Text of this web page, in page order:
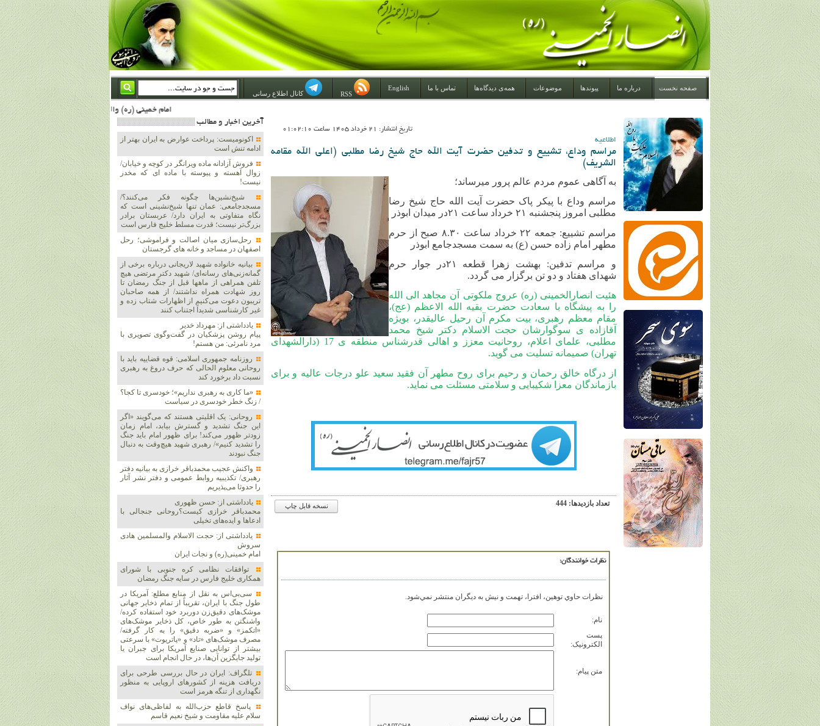
صفحه نخست درباره ما پیوندها موضوعات همه‌ی دیدگاه‌ها تماس با ما
English
کانال اطلاع رسانی
امام خمینی (ره) والله اسلام تمامش سیاست است؛ ***** امام شهید: به گفتار امام و کردار امام اهتمام بورزید ***** امام خمینی(ره): ان شاء الله ما اندوه دلمان را در وقت مناسب با انتقام از امریکا و آل سعود برطرف خواهیم ساخت و داغ و حسرت حلاوت این جنایت بزرگ را بر دلشان خواهیم نهاد 1367/4/29 ***** امام خمینی(رحمة الله علیه) : حکومت آل سعود، این وهابیهای پست بیخبر از خدا بسان خنجرند که همیشه از پشت در قلب مسلمانان فرو رفته‌اند 1366/5/12***** امام خمینی (ره) شهادت در راه خدا مسئله ای نیست که
تاريخ انتشار: 21 خرداد 1405 ساعت 01:02:10
اطلاعیه
مراسم وداع، تشییع و تدفین حضرت آیت الله حاج شیخ رضا مطلبی (اعلی الله مقامه
الشریف)
به آگاهی عموم مردم عالم پرور میرساند؛
مراسم وداع با پیکر پاک حضرت آیت الله حاج شیخ رضا
مطلبی امروز پنجشنبه ۲۱ خرداد ساعت ۲۱در میدان ابوذر
مراسم تشییع: جمعه ۲۲ خرداد ساعت ۸.۳۰ صبح از حرم
مطهر امام زاده حسن (ع) به سمت مسجدجامع ابوذر
و مراسم تدفین: بهشت زهرا قطعه ۲۱در جوار حرم
شهدای هفتاد و دو تن برگزار می گردد.
هئیت انصارالخمینی (ره) عروج ملکوتی آن مجاهد الی الله
را به پیشگاه با سعادت حضرت بقیه الله الاعظم (عج)،
مقام معظم رهبری، بیت مکرم آن رحیل عالیقدر، بویژه
آقازاده ی سوگوارشان حجت الاسلام دکتر شیخ محمد
مطلبی، علمای اعلام، روحانیت معزز و اهالی قدرشناس منطقه ی 17 (دارالشهدای
تهران) صمیمانه تسلیت می گوید.
از درگاه خالق رحمان و رحیم برای روح مطهر آن فقید سعید علو درجات عالیه و برای
بازماندگان معزا شکیبایی و سلامتی مسئلت می نماید.
تعداد بازديدها: 444 نسخه قابل چاپ
نظرات خوانندگان:
نظرات حاوي توهين، افترا، تهمت و نيش به ديگران منتشر نمي‌شود.
نام:
پست
الکترونيک:
متن پيام:
آخرين اخبار و مطالب
اکونومیست: پرداخت عوارض به ایران بهتر از
ادامه تنش است
فروش آزادانه ماده ویرانگر در کوچه و خیابان/
زوال آهسته و پیوسته با ماده ای که مخدر
نیست!
شیخ‌نشین‌ها چگونه فکر می‌کنند؟/
مسجدجامعی: عمان تنها شیخ‌نشینی است که
نگاه متفاوتی به ایران دارد/ عربستان برادر
بزرگ‌تر نیست؛ قدرت مسلط خلیج فارس است
رحل‌سازی میان اصالت و فراموشی؛ رحل
اصفهان در مساجد و خانه های گرجستان
بیانیه خانواده شهید لاریجانی درباره برخی از
گمانه‌زنی‌های رسانه‌ای/ شهید دکتر مرتضی هیچ
تلفن همراهی از ماهها قبل از جنگ رمضان تا
روز شهادت همراه نداشتند/ از همه صاحبان
تریبون دعوت می‌کنیم از اظهارات شتاب زده و
غیر کارشناسی شدیداً اجتناب کنند
یادداشتی از: مهرداد خدیر
پیام روشن پزشکیان در گفت‌و‌گوی تصویری با
مرد نامرئی: من هستم!
روزنامه جمهوری اسلامی: قوه قضاییه باید با
روحانی معلوم الحالی که حرف دروغ به رهبری
نسبت داد برخورد کند
«ما کاری به رهبری نداریم»؛ خودسری تا کجا؟
/ زنگ خطر خودسری در سیاست
روحانی: یک اقلیتی هستند که می‌گویند «اگر
این جنگ تشدید و گسترش بیابد، امام زمان
زودتر ظهور می‌کند! برای ظهور امام باید جنگ
را تشدید کنیم»/ رهبری شهید هیچ‌وقت به دنبال
جنگ نبودند
واکنش عجیب محمدباقر خرازی به بیانیه دفتر
رهبری/ تکذیبیه روابط عمومی و دفتر نشر آثار
را حدوثا می‌پذیریم
یادداشتی از: حسن ظهوری
محمدباقر خرازی کیست؟روحانی جنجالی با
ادعاها و ایده‌های تخیلی
یادداشتی از: حجت الاسلام والمسلمین هادی
سروش
امام خمینی(ره) و نجات ایران
توافقات نظامی کره جنوبی با شورای
همکاری خلیج فارس در سایه جنگ رمضان
سی‌بی‌اس به نقل از منابع مطلع: آمریکا در
طول جنگ با ایران، تقریباً از تمام ذخایر جهانی
موشک‌های دقیق‌زن دوربرد خود استفاده کرده/
واشنگتن به طور خاص، کل ذخایر موشک‌های
«اتکمز» و «ضربه دقیق» را به کار گرفته/
مصرف موشک‌های «تاد» و «پاتریوت» با سرعتی
بیشتر از توانایی صنایع آمریکا برای جبران یا
تولید جایگزین آن‌ها، در حال انجام است
تلگراف: ایران در حال بررسی طرحی برای
دریافت هزینه از کشورهای اروپایی به منظور
نگهداری از تنگه هرمز است
پاسخ قاطع حزب‌الله به لفاظی‌های نواف
سلام علیه مقاومت و شیخ نعیم قاسم